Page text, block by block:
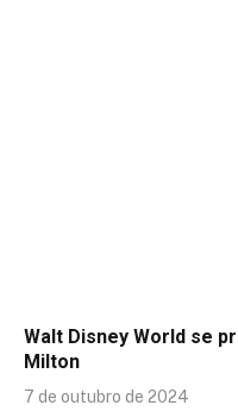
Walt Disney World se
Milton
7 de outubro de 2024